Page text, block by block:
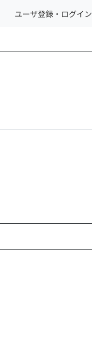
ユーザ登録・ログイン